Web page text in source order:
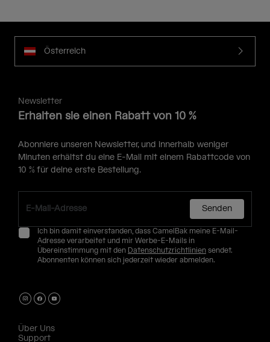
Österreich
Newsletter
Erhalten sie einen Rabatt von 10 %
Abonniere unseren Newsletter, und innerhalb weniger
Minuten erhältst du eine E-Mail mit einem Rabattcode von
10 % für deine erste Bestellung.
Senden
Ich bin damit einverstanden, dass CamelBak meine E-Mail-
Adresse verarbeitet und mir Werbe-E-Mails in
Übereinstimmung mit den Datenschutzrichtlinien sendet.
Abonnenten können sich jederzeit wieder abmelden.
Über Uns
Support